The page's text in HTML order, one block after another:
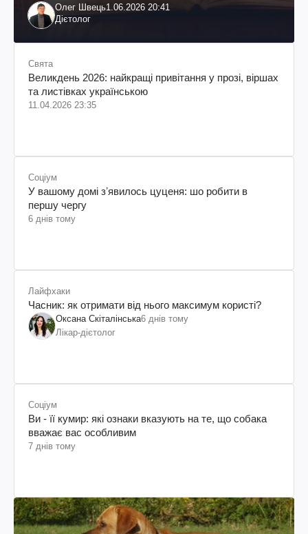
Олег Швець1.06.2026 20:41
Дієтолог
Свята
Великдень 2026: найкращі привітання у прозі, віршах
та листівках українською
11.04.2026 23:35
Соціум
У вашому домі зʼявилось цуценя: шо робити в
першу чергу
6 днів тому
Лайфхаки
Часник: як отримати від нього максимум користі?
Оксана Скіталінська6 днів тому
Лікар-дієтолог
Соціум
Ви - її кумир: які ознаки вказують на те, що собака
вважає вас особливим
7 днів тому